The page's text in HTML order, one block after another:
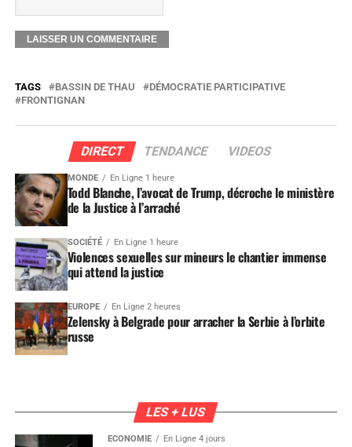
TAGS BASSIN DE THAU
DÉMOCRATIE PARTICIPATIVE
FRONTIGNAN
DIRECT TENDANCE VIDEOS
MONDE En Ligne 1 heure
Todd Blanche, l’avocat de Trump, décroche le ministère
de la Justice à l’arraché
SOCIÉTÉ En Ligne 1 heure
Violences sexuelles sur mineurs le chantier immense
qui attend la justice
EUROPE En Ligne 2 heures
Zelensky à Belgrade pour arracher la Serbie à l’orbite
russe
LES + LUS
ÉCONOMIE En Ligne 4 jours